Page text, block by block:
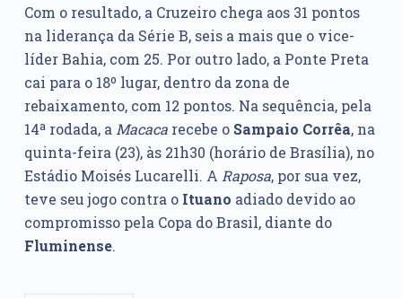
Com o resultado, a Cruzeiro chega aos 31 pontos
na liderança da Série B, seis a mais que o vice-
líder Bahia, com 25. Por outro lado, a Ponte Preta
cai para o 18º lugar, dentro da zona de
rebaixamento, com 12 pontos. Na sequência, pela
14ª rodada, aMacacarecebe oSampaio Corrêa, na
quinta-feira (23), às 21h30 (horário de Brasília), no
Estádio Moisés Lucarelli. A Raposa, por sua vez,
teve seu jogo contra o Ituano adiado devido ao
compromisso pela Copa do Brasil, diante do
Fluminense.